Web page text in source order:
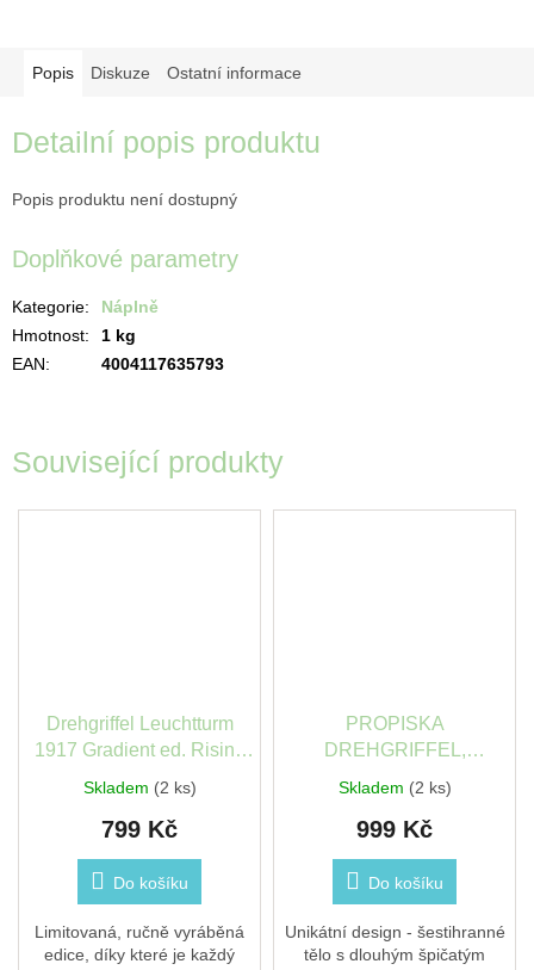
Související produkty
Drehgriffel Leuchtturm
1917 Gradient ed. Rising
Skladem (2 ks)
799 Kč
Do košíku
Limitovaná, ručně vyráběná
edice, díky které je každý
PROPISKA
DREHGRIFFEL,
JOURNAL
Skladem (2 ks)
999 Kč
Do košíku
Unikátní design - šestihranné
tělo s dlouhým špičatým
Popis Diskuze Ostatní informace
Detailní popis produktu
Popis produktu není dostupný
Doplňkové parametry
Kategorie:
Náplně
Hmotnost:
1 kg
EAN: 4004117635793